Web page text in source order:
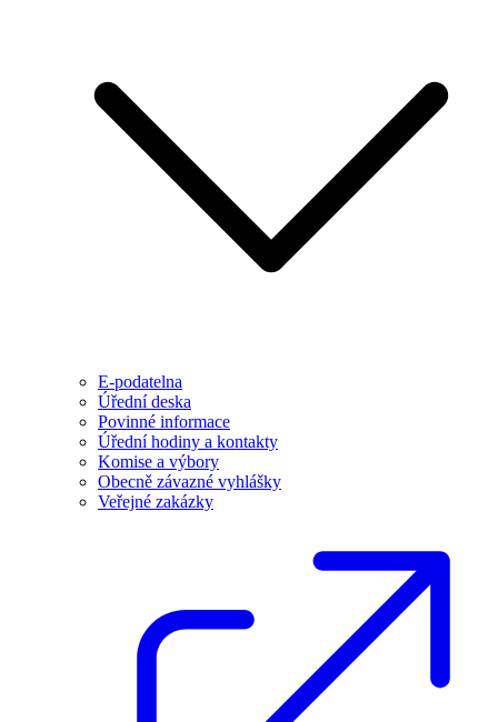
E-podatelna
Úřední deska
Povinné informace
Úřední hodiny a kontakty
Komise a výbory
Obecně závazné vyhlášky
Veřejné zakázky